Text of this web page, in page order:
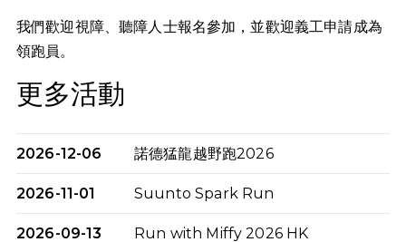
我們歡迎視障、聽障人士報名參加，並歡迎義工申請成為
領跑員。
更多活動
2026-12-06 諾德猛龍越野跑2026
2026-11-01 Suunto Spark Run
2026-09-13 Run with Miffy 2026 HK